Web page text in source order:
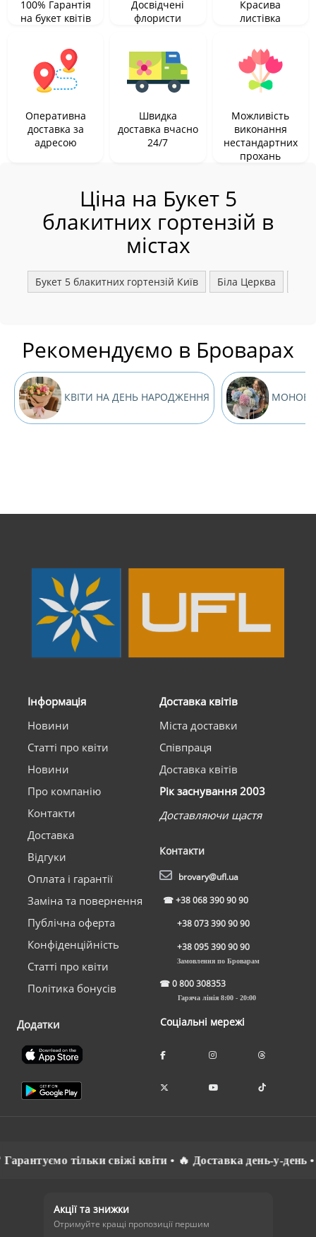
100% Гарантія
на букет квітів
Досвідчені
флористи
Красива
листівка
Оперативна
доставка за
адресою
Швидка
доставка вчасно
24/7
Можливість
виконання
нестандартних
прохань
Ціна на Букет 5
блакитних гортензій в
містах
Букет 5 блакитних гортензій Київ Біла Церква
Рекомендуємо в Броварах
КВІТИ НА ДЕНЬ НАРОДЖЕННЯ
Інформація
Новини
Статті про квіти
Новини
Про компанію
Контакти
Доставка
Відгуки
Оплата і гарантії
Заміна та повернення
Публічна оферта
Конфіденційність
Статті про квіти
Політика бонусів
Додатки
Доставка квітів
Міста доставки
Співпраця
Доставка квітів
Рік заснування 2003
Доставляючи щастя
Контакти
brovary@ufl.ua
☎+38 068 390 90 90
+38 073 390 90 90
+38 095 390 90 90
Замовлення по Броварам
☎0 800 308353
Гаряча лінія 8:00 - 20:00
Соціальні мережі
тільки свіжі квіти • 🔥 Доставка день-у-день •
Акції та знижки
Отримуйте кращі пропозиції першим